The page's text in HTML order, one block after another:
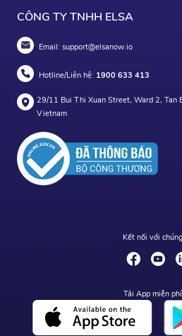
CÔNG TY TNHH ELSA
Email: support@elsanow.io
Hotline/Liên hệ: 1900 633 413
29/11 Bui Thi Xuan Street, Ward 2, Tan
Vietnam
Kết nối với
Tải App miễn